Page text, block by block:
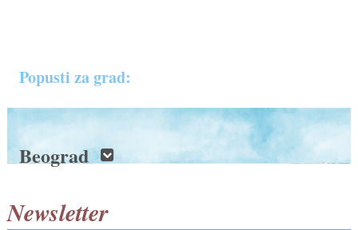
Popusti za grad:
Beograd
Newsletter